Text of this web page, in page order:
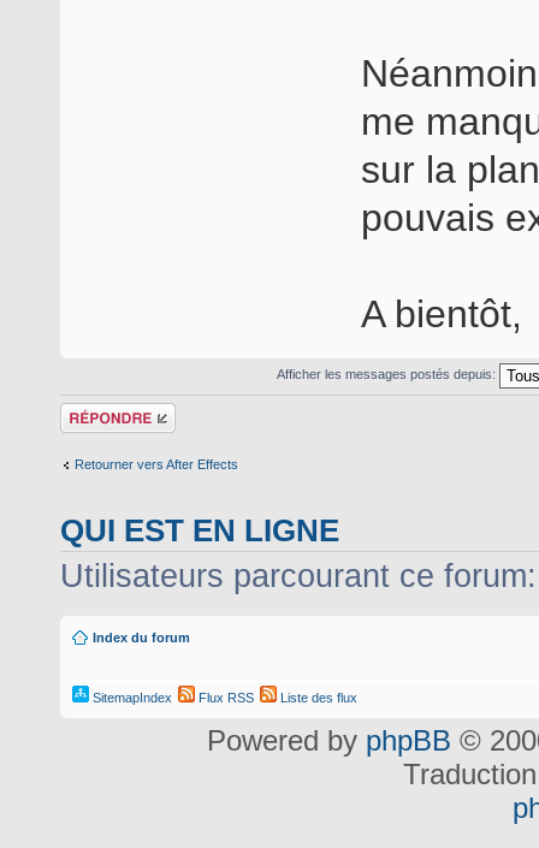
me
sur la
pouvais
A bientôt,
Afficher les messages postés depuis:
Répondre
Retourner vers After Effects
QUI EST EN LIGNE
Utilisateurs parcourant ce
Index du forum
SitemapIndex Flux RSS Liste des flux
Powered by phpBB ©